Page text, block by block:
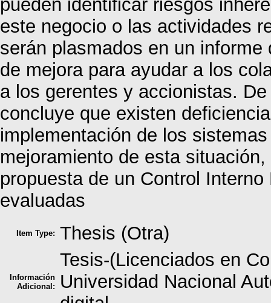
pueden identificar riesgos
este negocio o las actividades
serán plasmados en un
de mejora para ayudar a los
a los gerentes y accionistas.
concluye que existen
implementación de los
mejoramiento de esta
propuesta de un Control
evaluadas
Item Type: Thesis (Otra)
Información
Adicional:
Tesis-(Licenciados en
Universidad Nacional